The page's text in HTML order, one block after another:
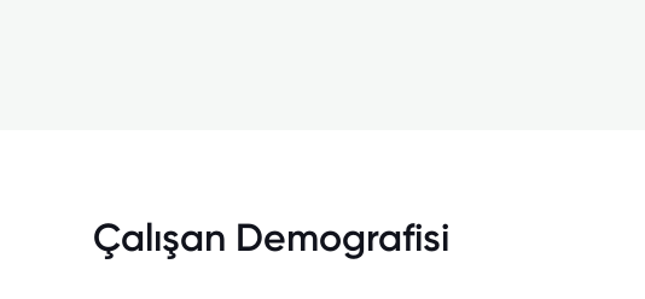
Çalışan Demografisi